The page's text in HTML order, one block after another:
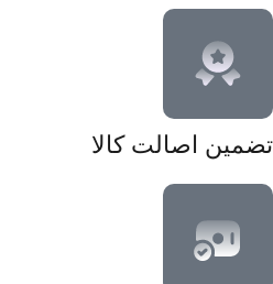
تضمین اصالت کالا